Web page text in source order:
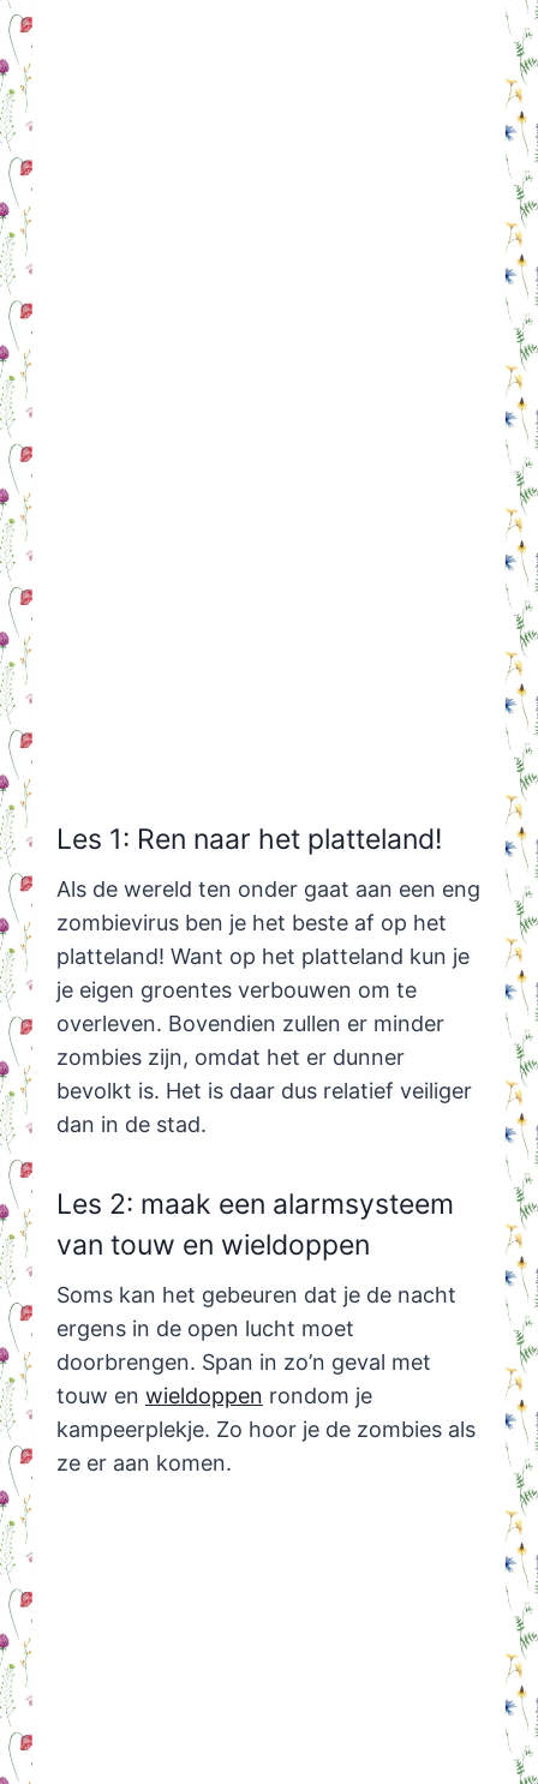
Les 1: Ren naar het platteland!
Als de wereld ten onder gaat aan een eng
zombievirus ben je het beste af op het
platteland! Want op het platteland kun je
je eigen groentes verbouwen om te
overleven. Bovendien zullen er minder
zombies zijn, omdat het er dunner
bevolkt is. Het is daar dus relatief veiliger
dan in de stad.
Les 2: maak een alarmsysteem
van touw en wieldoppen
Soms kan het gebeuren dat je de nacht
ergens in de open lucht moet
doorbrengen. Span in zo’n geval met
touw en wieldoppen rondom je
kampeerplekje. Zo hoor je de zombies als
ze er aan komen.